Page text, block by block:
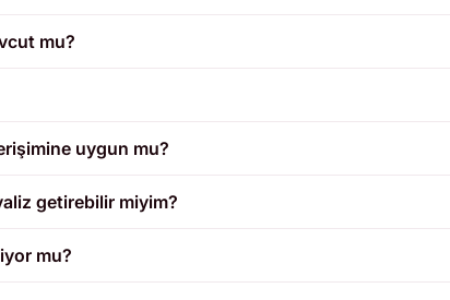
mu?
uygun mu?
getirebilir miyim?
mu?